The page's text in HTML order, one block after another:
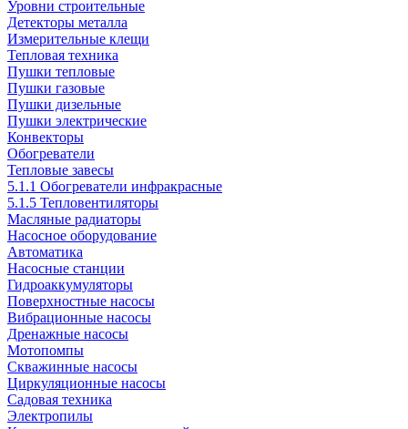
Уровни строительные
Детекторы металла
Измерительные клещи
Тепловая техника
Пушки тепловые
Пушки газовые
Пушки дизельные
Пушки электрические
Конвекторы
Обогреватели
Тепловые завесы
5.1.1 Обогреватели инфракрасные
5.1.5 Тепловентиляторы
Масляные радиаторы
Насосное оборудование
Автоматика
Насосные станции
Гидроаккумуляторы
Поверхностные насосы
Вибрационные насосы
Дренажные насосы
Мотопомпы
Скважинные насосы
Циркуляционные насосы
Садовая техника
Электропилы